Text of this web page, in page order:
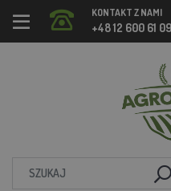
KONTAKT Z NAMI
+48 12 600 61